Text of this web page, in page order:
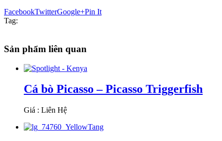
FacebookTwitterGoogle+Pin It
Tag:
Sản phẩm liên quan
Cá bò Picasso – Picasso Triggerfish
Giá : Liên Hệ